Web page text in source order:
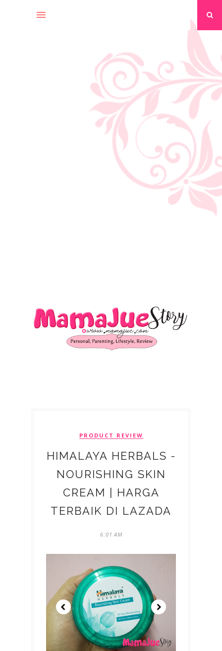
PRODUCT REVIEW
HIMALAYA HERBALS -
NOURISHING SKIN
CREAM | HARGA
TERBAIK DI LAZADA
6:01 AM